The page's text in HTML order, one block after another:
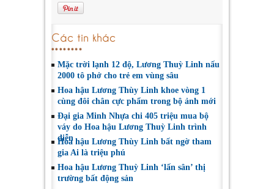
Các tin khác
Mặc trời lạnh 12 độ, Lương Thuỳ Linh nấu
2000 tô phở cho trẻ em vùng sâu
Hoa hậu Lương Thùy Linh khoe vòng 1
cùng đôi chân cực phẩm trong bộ ảnh mới
Đại gia Minh Nhựa chi 405 triệu mua bộ
váy do Hoa hậu Lương Thuỳ Linh trình
diễn
Hoa hậu Lương Thùy Linh bất ngờ tham
gia Ai là triệu phú
Hoa hậu Lương Thuỳ Linh ‘lấn sân’ thị
trường bất động sản